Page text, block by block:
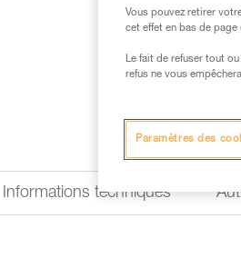
Informations techniques
Vous pouvez retirer
cet effet en bas de page
Le fait de refuser tout
refus ne vous
Paramètres des